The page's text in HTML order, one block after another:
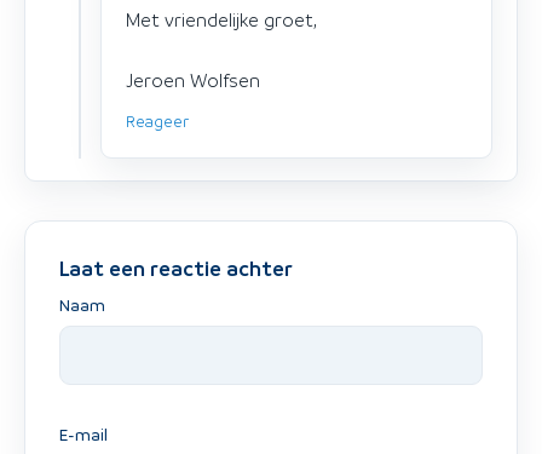
Met vriendelijke groet,
Jeroen Wolfsen
Reageer
Laat een reactie achter
Naam
E-mail